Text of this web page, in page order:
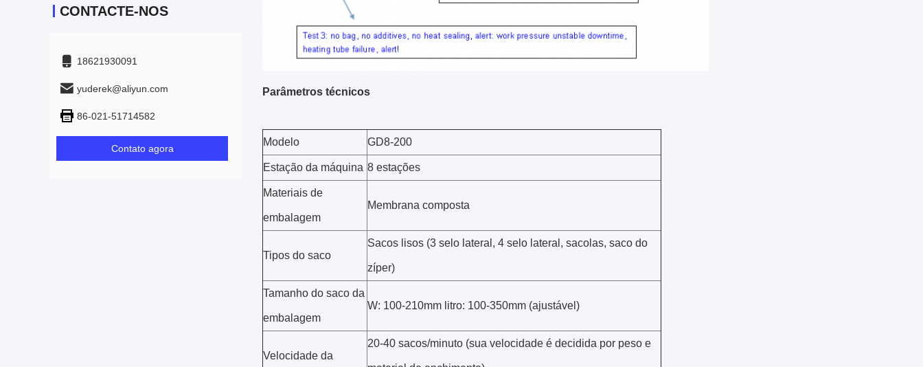
CONTACTE-NOS
18621930091
yuderek@aliyun.com
86-021-51714582
Contato agora
Parâmetros técnicos
Modelo GD8-200
Estação da máquina 8 estações
Materiais de
embalagem
Membrana composta
Tipos do saco
Sacos lisos (3 selo lateral, 4 selo lateral, sacolas, saco do
zíper)
Tamanho do saco da
embalagem
W: 100-210mm litro: 100-350mm (ajustável)
Velocidade da
20-40 sacos/minuto (sua velocidade é decidida por peso e